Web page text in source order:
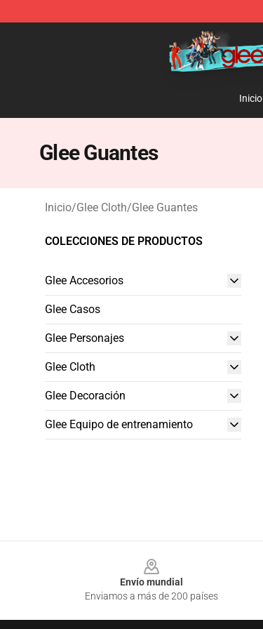
Glee Store - Official Glee Merchandise Shop
Inicio
Glee Guantes
Inicio/Glee Cloth/Glee Guantes
COLECCIONES DE PRODUCTOS
Glee Accesorios
Glee Casos
Glee Personajes
Glee Cloth
Glee Decoración
Glee Equipo de entrenamiento
Envío mundial
Enviamos a más de 200 países